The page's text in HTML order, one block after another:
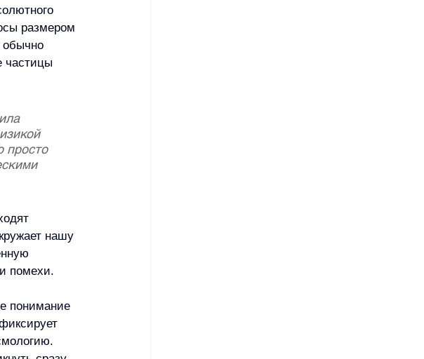
размером
частицы
просто
нашу
помехи.
понимание